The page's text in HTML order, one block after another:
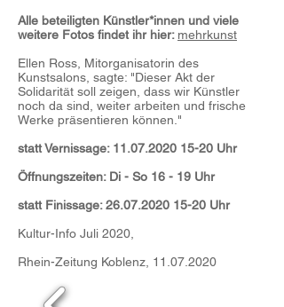
Alle beteiligten Künstler*innen und viele
weitere Fotos findet ihr hier: mehrkunst
Ellen Ross, Mitorganisatorin des
Kunstsalons, sagte: "Dieser Akt der
Solidarität soll zeigen, dass wir Künstler
noch da sind, weiter arbeiten und frische
Werke präsentieren können."
statt Vernissage: 11.07.2020 15-20 Uhr
Öffnungszeiten: Di - So 16 - 19 Uhr
statt Finissage:26.07.2020 15-20 Uhr
Kultur-Info Juli 2020,
Rhein-Zeitung Koblenz, 11.07.2020